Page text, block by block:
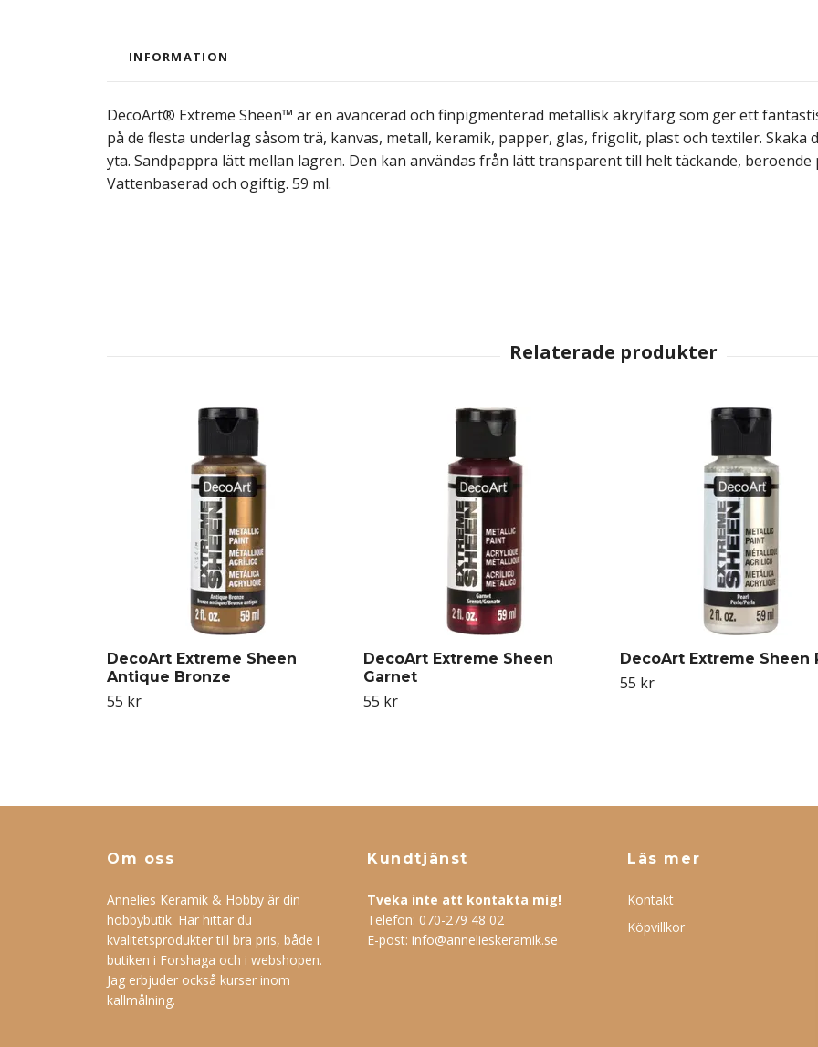
INFORMATION
DecoArt® Extreme Sheen™ är en avancerad och finpigmenterad metallisk akrylfärg som ger ett
på de flesta underlag såsom trä, kanvas, metall, keramik, papper, glas, frigolit, plast och textiler. Skaka
yta. Sandpappra lätt mellan lagren. Den kan användas från lätt transparent till helt täckande, beroende
Vattenbaserad och ogiftig. 59 ml.
DecoArt Extreme Sheen
Antique Bronze
55 kr
DecoArt Extreme Sheen
Garnet
55 kr
DecoArt Extreme Sheen
55 kr
Om oss
Annelies Keramik & Hobby är din
hobbybutik. Här hittar du
kvalitetsprodukter till bra pris, både i
butiken i Forshaga och i webshopen.
Jag erbjuder också kurser inom
kallmålning.
Kundtjänst
Tveka inte att kontakta mig!
Telefon: 070-279 48 02
E-post: info@annelieskeramik.se
Läs mer
Kontakt
Köpvillkor